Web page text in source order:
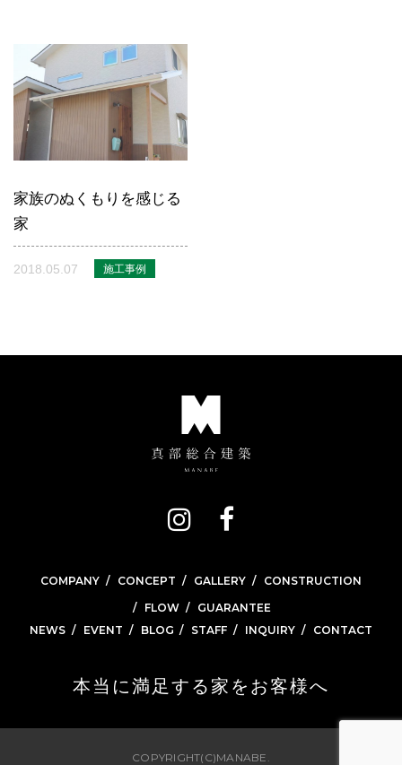
家族のぬくもりを感じる
家
2018.05.07 施工事例
COMPANY CONCEPT GALLERY
CONSTRUCTION
FLOW
GUARANTEE
NEWS
EVENT BLOG STAFF INQUIRY CONTACT
本当に満足する家をお客様へ
COPYRIGHT(C)MANABE.